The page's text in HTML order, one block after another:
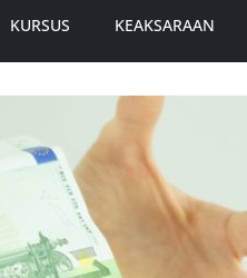
KURSUS KEAKSARAAN